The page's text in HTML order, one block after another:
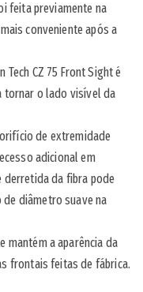
feita previamente na
conveniente após a
CZ 75 Front Sight é
tornar o lado visível da
de extremidade
adicional em
derretida da fibra pode
diâmetro suave na
mantém a aparência da
frontais feitas de fábrica.